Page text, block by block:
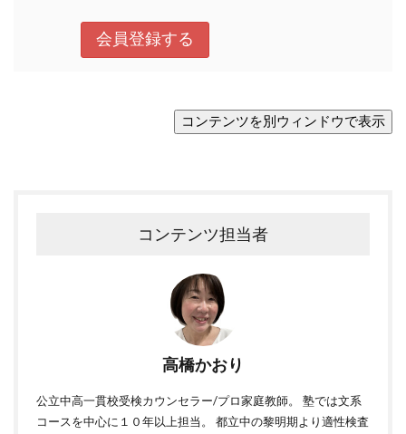
コンテンツ担当者
高橋かおり
公立中高一貫校受検カウンセラー/プロ家庭教師。 塾では文系
コースを中心に１０年以上担当。 都立中の黎明期より適性検査